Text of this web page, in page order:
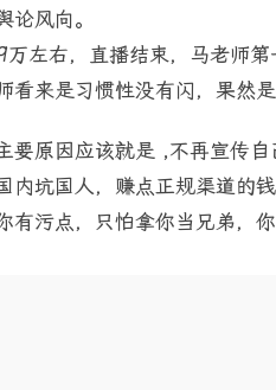
风向。
左右，直播结束，马老师第
来是习惯性没有闪，果然是
原因应该就是 ,不再宣传自
坑国人，赚点正规渠道的钱
污点，只怕拿你当兄弟，你